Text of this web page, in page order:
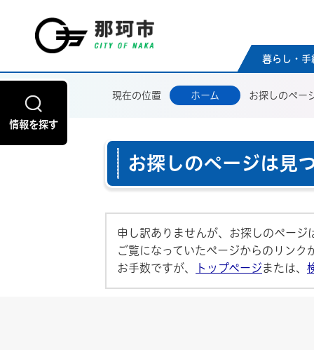
暮らし・手
情報を探す
現在の位置 ホーム お探しのペー
お探しのページは見
申し訳ありませんが、お探しのページ
ご覧になっていたページからのリン
お手数ですが、
トップページまたは、